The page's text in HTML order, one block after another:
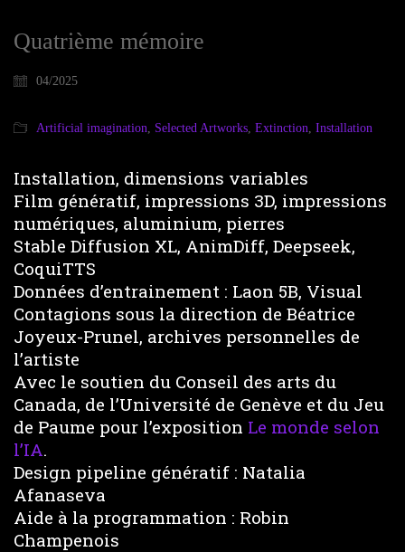
Quatrième mémoire
04/2025
Artificial imagination, Selected Artworks, Extinction, Installation
Installation, dimensions variables
Film génératif, impressions 3D, impressions
numériques, aluminium, pierres
Stable Diffusion XL, AnimDiff, Deepseek,
CoquiTTS
Données d’entrainement : Laon 5B, Visual
Contagions sous la direction de Béatrice
Joyeux-Prunel, archives personnelles de
l’artiste
Avec le soutien du Conseil des arts du
Canada, de l’Université de Genève et du Jeu
de Paume pour l’exposition Le monde selon
l’IA.
Design pipeline génératif : Natalia
Afanaseva
Aide à la programmation : Robin
Champenois